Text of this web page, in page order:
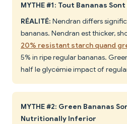
MYTHE #1: Tout Bananas
RÉALITÉ: Nendran differs
bananas. Nendran est thicker,
20% resistant starch quand
5% in ripe regular bananas.
half le glycémie impact of
MYTHE #2: Green Bananas
Nutritionally Inferior